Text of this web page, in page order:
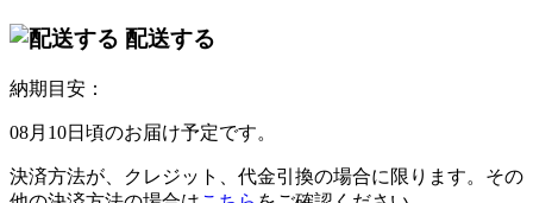
配送する
納期目安：
08月10日頃のお届け予定です。
決済方法が、クレジット、代金引換の場合に限ります。その